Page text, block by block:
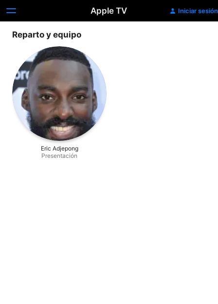
Apple TV Iniciar sesión
Reparto y equipo
Eric Adjepong
Presentación